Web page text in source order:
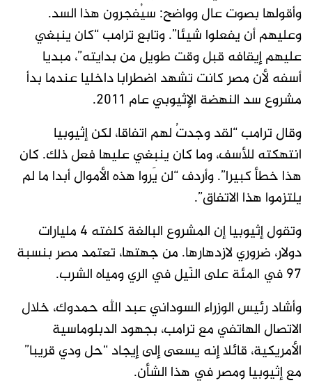
وأقولها بصوت عال وواضح: سيُفجرون هذا السد.
وعليهم أن يفعلوا شيئا”. وتابع ترامب “كان ينبغي
عليهم إيقافه قبل وقت طويل من بدايته”، مبديا
أسفه لأن مصر كانت تشهد اضطرابا داخليا عندما بدأ
مشروع سد النهضة الإثيوبي عام 2011.
وقال ترامب “لقد وجدتُ لهم اتفاقا، لكن إثيوبيا
انتهكته للأسف، وما كان ينبغي عليها فعل ذلك. كان
هذا خطأ كبيرا”. وأردف “لن يَروا هذه الأموال أبدا ما لم
يلتزموا هذا الاتفاق”.
وتقول إثيوبيا إن المشروع البالغة كلفته 4 مليارات
دولار، ضروري لازدهارها. من جهتها، تعتمد مصر بنسبة
97 في المئة على النّيل في الري ومياه الشرب.
وأشاد رئيس الوزراء السوداني عبد الله حمدوك، خلال
الاتصال الهاتفي مع ترامب، بجهود الدبلوماسية
الأمريكية، قائلا إنه يسعى إلى إيجاد “حل ودي قريبا”
مع إثيوبيا ومصر في هذا الشأن.